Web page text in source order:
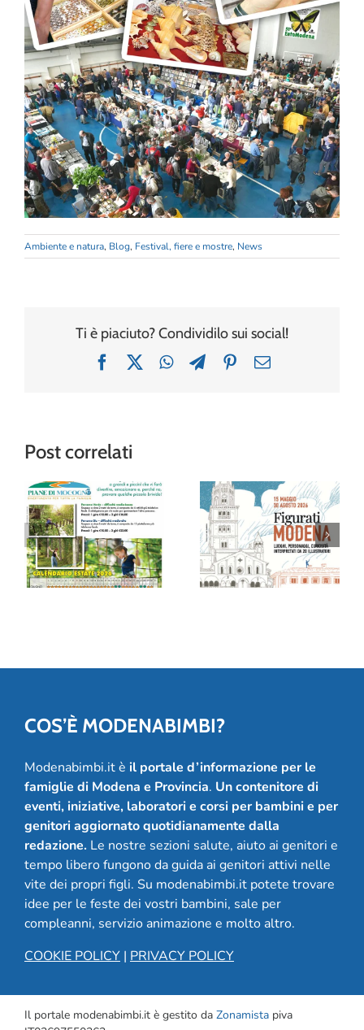
Ambiente e natura, Blog, Festival, fiere e mostre, News
Ti è piaciuto? Condividilo sui social!
FacebookWhatsAppTelegramPinterest
Email
Post correlati
Avventura tra gli
alberi al Family
Park delle Piane
di Mocogno
“Figurati
Modena”: al
Museo della
Figurina una
mostra (e un
album!) per
COS’È MODENABIMBI?
Modenabimbi.it è il portale d’informazione per le
famiglie di Modena e Provincia. Un contenitore di
eventi, iniziative, laboratori e corsi per bambini e per
genitori aggiornato quotidianamente dalla
redazione. Le nostre sezioni salute, aiuto ai genitori e
tempo libero fungono da guida ai genitori attivi nelle
vite dei propri figli. Su modenabimbi.it potete trovare
idee per le feste dei vostri bambini, sale per
compleanni, servizio animazione e molto altro.
COOKIE POLICY| PRIVACY POLICY
Il portale modenabimbi.it è gestito da Zonamistapiva